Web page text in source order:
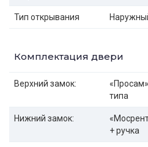
Тип открывания
Комплектация двери
Верхний замок:
типа
Нижний замок:
+ ручка